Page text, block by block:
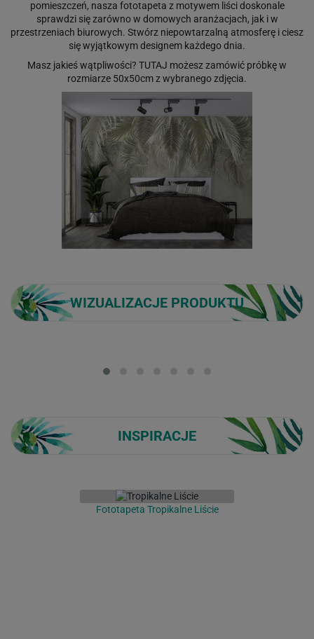
pomieszczeń, nasza fototapeta z motywem liści doskonale
sprawdzi się zarówno w domowych aranżacjach, jak i w
przestrzeniach biurowych. Stwórz niepowtarzalną atmosferę i ciesz
się wyjątkowym designem każdego dnia.
Masz jakieś wątpliwości? TUTAJ możesz zamówić próbkę w
rozmiarze 50x50cm z wybranego zdjęcia.
WIZUALIZACJE PRODUKTU
INSPIRACJE
Fototapeta Tropikalne Liście